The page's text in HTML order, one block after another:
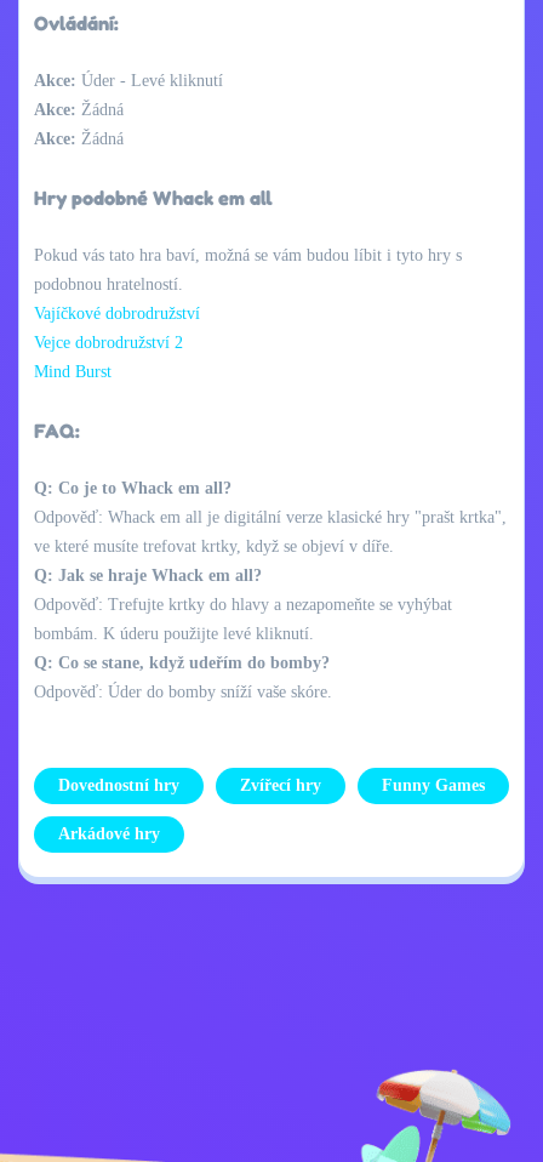
Ovládání:
Akce: Úder - Levé kliknutí
Akce: Žádná
Akce: Žádná
Hry podobné Whack em all
Pokud vás tato hra baví, možná se vám budou líbit i tyto hry s
podobnou hratelností.
Vajíčkové dobrodružství
Vejce dobrodružství 2
Mind Burst
FAQ:
Q: Co je to Whack em all?
Odpověď: Whack em all je digitální verze klasické hry "prašt krtka",
ve které musíte trefovat krtky, když se objeví v díře.
Q: Jak se hraje Whack em all?
Odpověď: Trefujte krtky do hlavy a nezapomeňte se vyhýbat
bombám. K úderu použijte levé kliknutí.
Q: Co se stane, když udeřím do bomby?
Odpověď: Úder do bomby sníží vaše skóre.
Dovednostní hry Zvířecí hry Funny Games
Arkádové hry